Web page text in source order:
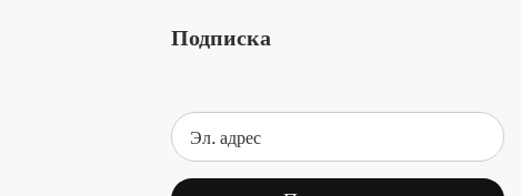
Подписка
Эл. адрес